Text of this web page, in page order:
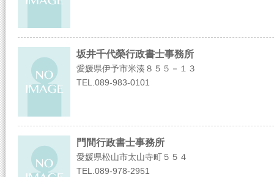
坂井千代榮行政書士事務所
愛媛県伊予市米湊８５５－１３
TEL.089-983-0101
門間行政書士事務所
愛媛県松山市太山寺町５５４
TEL.089-978-2951